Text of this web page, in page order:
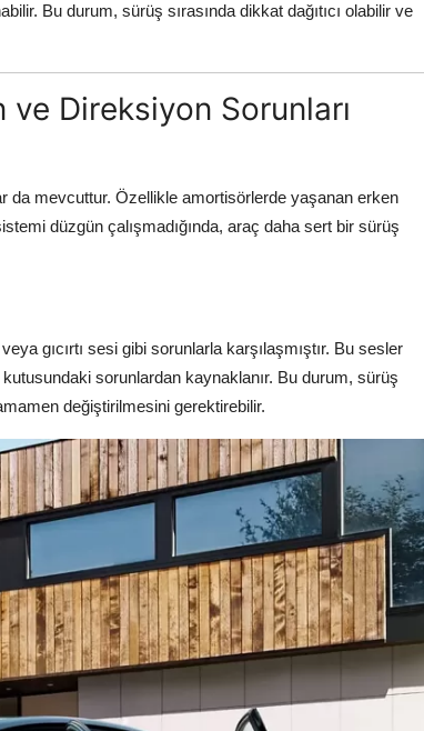
Bu durum, sürüş sırasında dikkat dağıtıcı olabilir ve
Direksiyon Sorunları
da mevcuttur. Özellikle amortisörlerde yaşanan erken
düzgün çalışmadığında, araç daha sert bir sürüş
gıcırtı sesi gibi sorunlarla karşılaşmıştır. Bu sesler
sorunlardan kaynaklanır. Bu durum, sürüş
değiştirilmesini gerektirebilir.